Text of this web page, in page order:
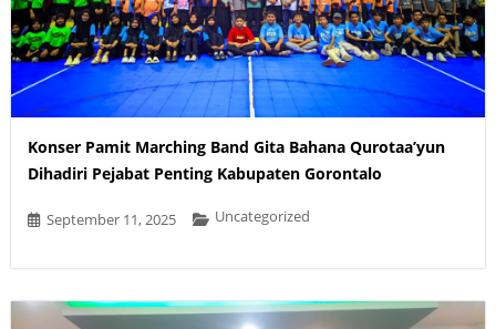
Konser Pamit Marching Band Gita Bahana Qurotaa’yun
Dihadiri Pejabat Penting Kabupaten Gorontalo
September 11, 2025 Uncategorized